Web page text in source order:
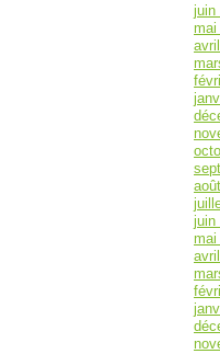
juin
mai
juin
mai